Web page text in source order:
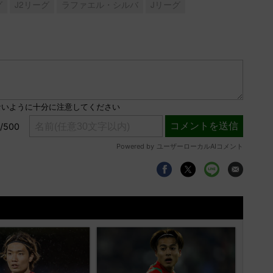
J2リーグ ラファエル・シルバ Jリーグ